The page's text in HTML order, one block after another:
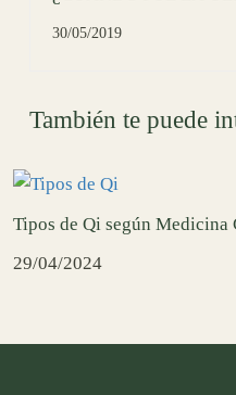
30/05/2019
También te puede
Tipos de Qi según
29/04/2024